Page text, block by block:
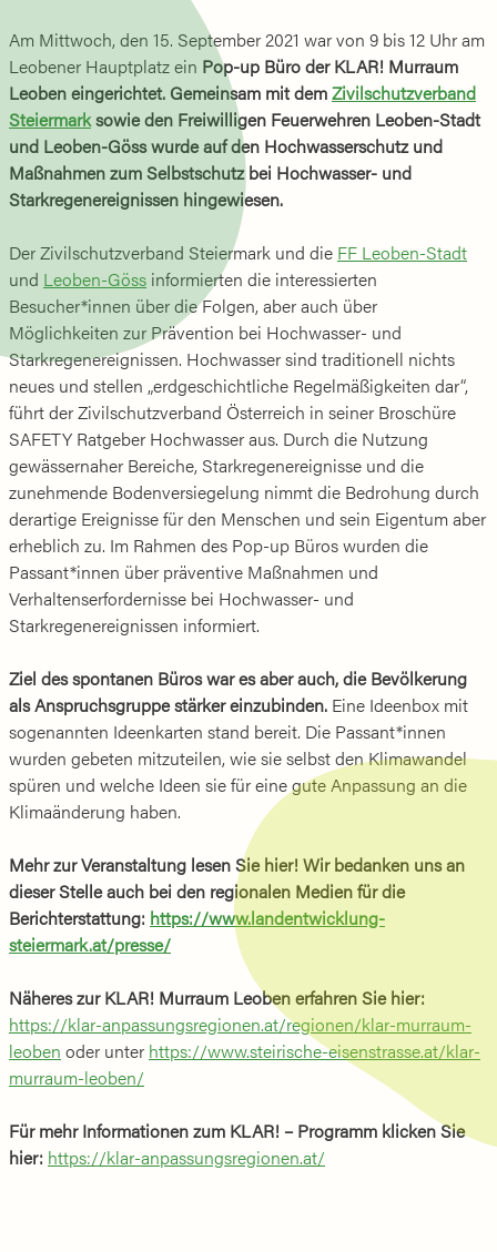
Am Mittwoch, den 15. September 2021 war von 9 bis 12 Uhr am
Leobener Hauptplatz ein Pop-up Büro der KLAR! Murraum
Leoben eingerichtet. Gemeinsam mit demZivilschutzverband
Steiermarksowie den Freiwilligen Feuerwehren Leoben-Stadt
und Leoben-Göss wurde auf den Hochwasserschutz und
Maßnahmen zum Selbstschutz bei Hochwasser- und
Starkregenereignissen hingewiesen.
Der Zivilschutzverband Steiermark und die FF Leoben-Stadt
und Leoben-Göss informierten die interessierten
Besucher*innen über die Folgen, aber auch über
Möglichkeiten zur Prävention bei Hochwasser- und
Starkregenereignissen. Hochwasser sind traditionell nichts
neues und stellen „erdgeschichtliche Regelmäßigkeiten dar“,
führt der Zivilschutzverband Österreich in seiner Broschüre
SAFETY Ratgeber Hochwasser aus. Durch die Nutzung
gewässernaher Bereiche, Starkregenereignisse und die
zunehmende Bodenversiegelung nimmt die Bedrohung durch
derartige Ereignisse für den Menschen und sein Eigentum aber
erheblich zu. Im Rahmen des Pop-up Büros wurden die
Passant*innen über präventive Maßnahmen und
Verhaltenserfordernisse bei Hochwasser- und
Starkregenereignissen informiert.
Ziel des spontanen Büros war es aber auch, die Bevölkerung
als Anspruchsgruppe stärker einzubinden. Eine Ideenbox mit
sogenannten Ideenkarten stand bereit. Die Passant*innen
wurden gebeten mitzuteilen, wie sie selbst den Klimawandel
spüren und welche Ideen sie für eine gute Anpassung an die
Klimaänderung haben.
Mehr zur Veranstaltung lesen Sie hier! Wir bedanken uns an
dieser Stelle auch bei den regionalen Medien für die
Berichterstattung: https://www.landentwicklung-
steiermark.at/presse/
Näheres zur KLAR! Murraum Leoben erfahren Sie hier:
https://klar-anpassungsregionen.at/regionen/klar-murraum-
leoben oder unter https://www.steirische-eisenstrasse.at/klar-
murraum-leoben/
Für mehr Informationen zum KLAR! – Programm klicken Sie
hier: https://klar-anpassungsregionen.at/